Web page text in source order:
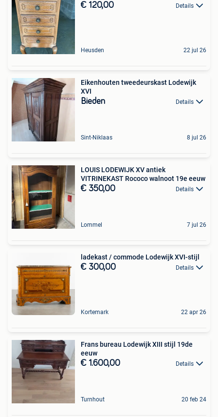
€ 120,00 Details
Heusden 22 jul 26
Eikenhouten tweedeurskast Lodewijk
XVI
Bieden Details
Sint-Niklaas 8 jul 26
LOUIS LODEWIJK XV antiek
VITRINEKAST Rococo walnoot 19e eeuw
€ 350,00 Details
Lommel 7 jul 26
ladekast / commode Lodewijk XVI-stijl
€ 300,00 Details
Kortemark 22 apr 26
Frans bureau Lodewijk XIII stijl 19de
eeuw
€ 1.600,00 Details
Turnhout 20 feb 24